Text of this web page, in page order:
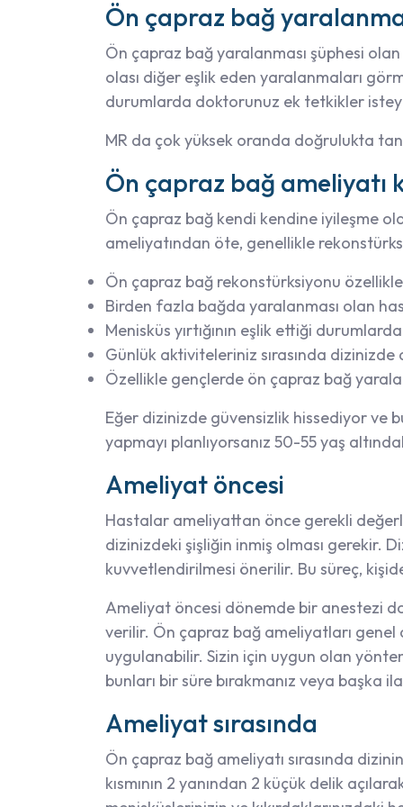
Ön çapraz bağ
Ön çapraz bağ yaralanması şüphesi
olası diğer eşlik eden yaralanmaları
durumlarda doktorunuz ek tetkikler
MR da çok yüksek oranda doğrulukta
Ön çapraz bağ ameliyatı
Ön çapraz bağ kendi kendine iyileşme
ameliyatından öte, genellikle
Ön çapraz bağ rekonstürksiyonu
Birden fazla bağda yaralanması olan
Menisküs yırtığının eşlik ettiği durumlarda
Günlük aktiviteleriniz sırasında
Özellikle gençlerde ön çapraz bağ
Eğer dizinizde güvensizlik hissediyor ve
yapmayı planlıyorsanız 50-55 yaş
Ameliyat öncesi
Hastalar ameliyattan önce gerekli
dizinizdeki şişliğin inmiş olması gerekir.
kuvvetlendirilmesi önerilir. Bu süreç,
Ameliyat öncesi dönemde bir anestezi
verilir. Ön çapraz bağ ameliyatları genel
uygulanabilir. Sizin için uygun olan
bunları bir süre bırakmanız veya başka
Ameliyat sırasında
Ön çapraz bağ ameliyatı sırasında
kısmının 2 yanından 2 küçük delik